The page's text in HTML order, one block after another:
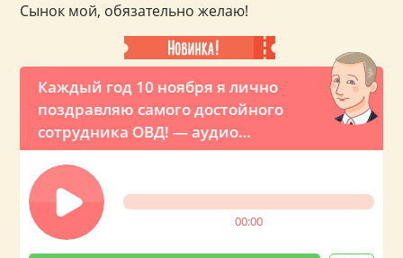
Каждый год 10 ноября я лично
поздравляю самого достойного
сотрудника ОВД! — аудио
поздравление с днем полиции от
Путина
00:00
Сынок мой, обязательно желаю!